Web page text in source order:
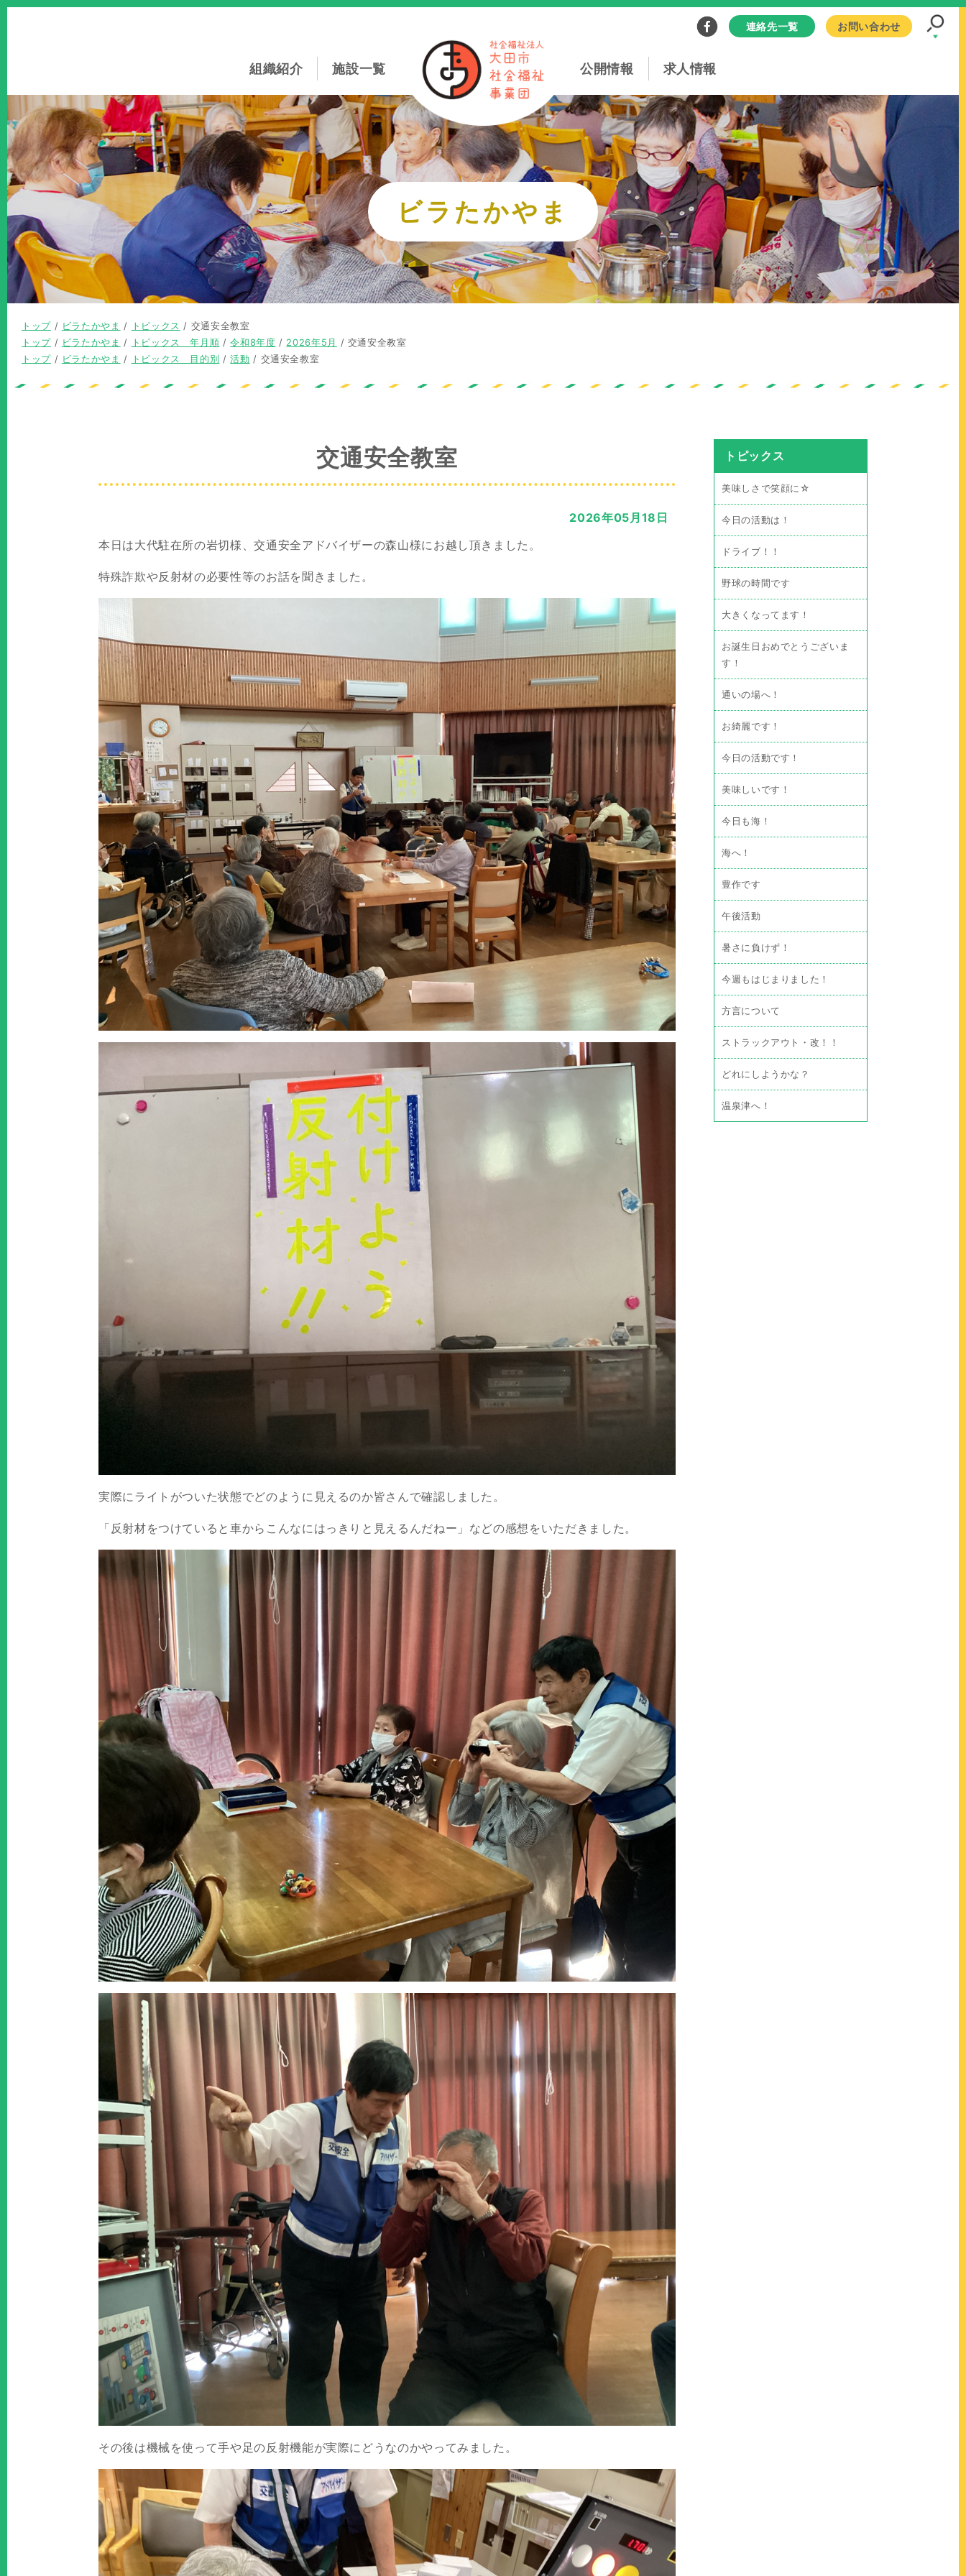
このページの本文へ
連絡先一覧 お問い合わせ
組織紹介 施設一覧 公開情報 求人情報
ビラたかやま
現
在
の
トップ/ ビラたかやま / トピックス / 交通安全教室
現
在
トップ/ ビラたかやま / トピックス 年月順 /令和8年度 / 2026年5月 / 交通安全教室
現
トップ/ ビラたかやま / トピックス 目的別 /活動 / 交通安全教室
交通安全教室
2026年05月18日
本日は大代駐在所の岩切様、交通安全アドバイザーの森山様にお越し頂きました。
特殊詐欺や反射材の必要性等のお話を聞きました。
実際にライトがついた状態でどのように見えるのか皆さんで確認しました。
「反射材をつけていると車からこんなにはっきりと見えるんだねー」などの感想をいただきました。
その後は機械を使って手や足の反射機能が実際にどうなのかやってみました。
トピックス
美味しさで笑顔に☆
今日の活動は！
ドライブ！！
野球の時間です
大きくなってます！
お誕生日おめでとうございま
す！
通いの場へ！
お綺麗です！
今日の活動です！
美味しいです！
今日も海！
海へ！
豊作です
午後活動
暑さに負けず！
今週もはじまりました！
方言について
ストラックアウト・改！！
どれにしようかな？
温泉津へ！